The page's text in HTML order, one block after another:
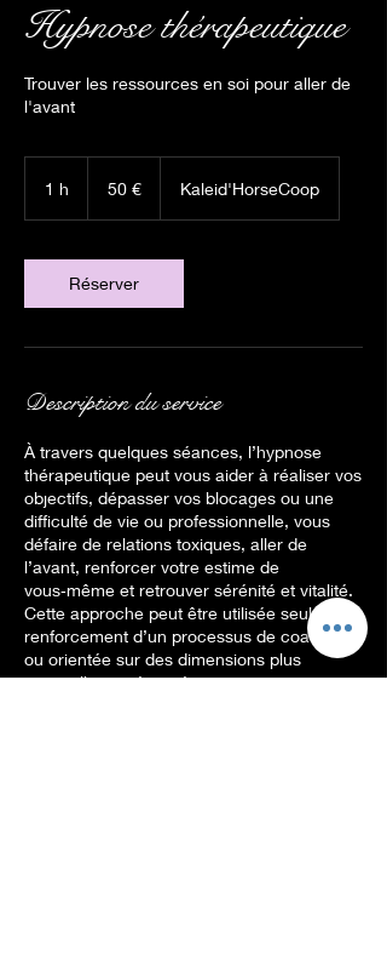
Hypnose thérapeutique
Trouver les ressources en soi pour aller de
l'avant
1 h 50 € Kaleid'HorseCoop
Réserver
Description du service
À travers quelques séances, l’hypnose
thérapeutique peut vous aider à réaliser vos
objectifs, dépasser vos blocages ou une
difficulté de vie ou professionnelle, vous
défaire de relations toxiques, aller de
l’avant, renforcer votre estime de
vous‑même et retrouver sérénité et vitalité.
Cette approche peut être utilisée seule, en
renforcement d’un processus de coaching,
ou orientée sur des dimensions plus
spirituelles ou énergétiques, toujours